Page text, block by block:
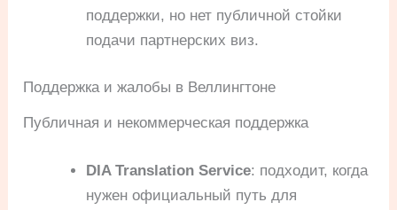
поддержки, но нет публичной стойки
подачи партнерских виз.
Поддержка и жалобы в Веллингтоне
Публичная и некоммерческая поддержка
DIA Translation Service: подходит, когда
нужен официальный путь для